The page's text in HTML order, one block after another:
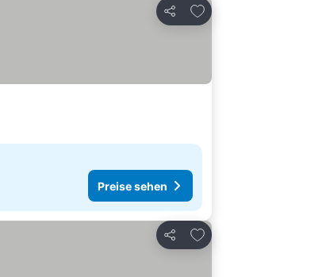
Teilen
Zu Favoriten hinzufügen
Preise sehen
Teilen
Zu Favoriten hinzufügen